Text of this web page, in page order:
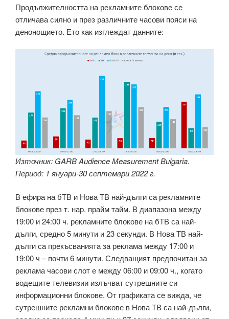
Продължителността на рекламните блокове се
отличава силно и през различните часови пояси на
денонощието. Ето как изглеждат данните:
Източник: GARB Audience Measurement Bulgaria.
Период: 1 януари-30 септември 2022 г.
В ефира на бТВ и Нова ТВ най-дълги са рекламните
блокове през т. нар. прайм тайм. В диапазона между
19:00 и 24:00 ч. рекламните блокове на бТВ са най-
дълги, средно 5 минути и 23 секунди. В Нова ТВ най-
дълги са прекъсванията за реклама между 17:00 и
19:00 ч – почти 6 минути. Следващият предпочитан за
реклама часови слот е между 06:00 и 09:00 ч., когато
водещите телевизии излъчват сутрешните си
информационни блокове. От графиката се вижда, че
сутрешните рекламни блокове в Нова ТВ са най-дълги,